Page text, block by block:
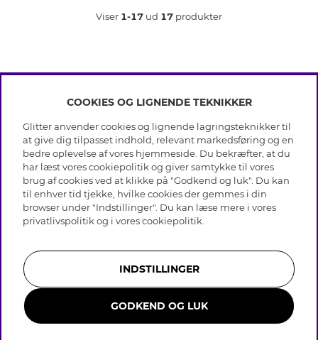
Viser 1-17 ud 17 produkter
INFO
Betingelser
Databeskyttelsespolitik
Cookies
Medlemsbetingelser
Job hos Glitter
Tilbagekaldelse
Gavekortsaldo
OM GLITTER
Black Friday
Vores butikker
Virksomhedens historie
Whistleblowing
Presse & Samarbejde
HJÆLP
Ofte stillede spørsmål
Kundeservice
Plejeråd skindhandsker
Størrelsesguide til ringe
Smykker i rustfrit stål
Bliv medlem
COOKIES OG LIGNENDE TEKNIKKER
Glitter anvender cookies og lignende lagringsteknikker til
at give dig tilpasset indhold, relevant markedsføring og en
bedre oplevelse af vores hjemmeside. Du bekræfter, at du
har læst vores cookiepolitik og giver samtykke til vores
brug af cookies ved at klikke på "Godkend og luk". Du kan
til enhver tid tjekke, hvilke cookies der gemmes i din
browser under "Indstillinger". Du kan læse mere i vores
privatlivspolitik og i vorescookiepolitik
INDSTILLINGER
GODKEND OG LUK